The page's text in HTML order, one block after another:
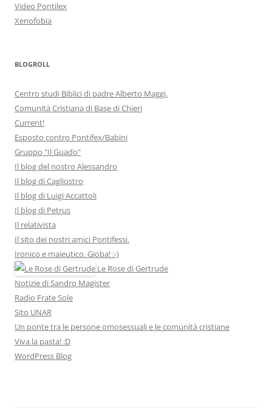
Video Pontilex
Xenofobia
BLOGROLL
Centro studi Biblici di padre Alberto Maggi.
Comunità Cristiana di Base di Chieri
Current!
Esposto contro Pontifex/Babini
Gruppo "Il Guado"
Il blog del nostro Alessandro
Il blog di Cagliostro
Il blog di Luigi Accattoli
Il blog di Petrus
Il relativista
Il sito dei nostri amici Pontifessi.
Ironico e maieutico. Gioba! :-)
Le Rose di Gertrude
Notizie di Sandro Magister
Radio Frate Sole
Sito UNAR
Un ponte tra le persone omosessuali e le comunità cristiane
Viva la pasta! :D
WordPress Blog